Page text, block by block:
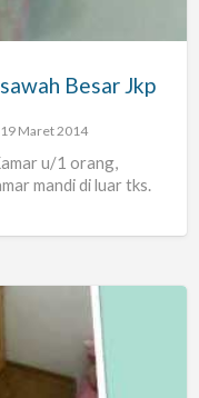
Besar Jkp
19 Maret 2014
u/1 orang,
mandi di luar tks.